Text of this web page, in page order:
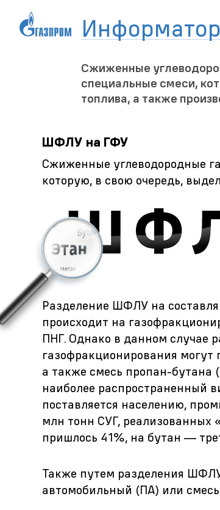
Сжиженные
специальные смеси,
топлива, а также
ШФЛУ на ГФУ
Сжиженные углеводородные
которую, в свою очередь,
Разделение ШФЛУ на
происходит на
ПНГ. Однако в данном случае
газофракционирования
а также смесь пропан-
наиболее распространенный
поставляется населению,
млн тонн СУГ, реализованных
пришлось 41%, на бутан —
Также путем разделения
автомобильный (ПА) или